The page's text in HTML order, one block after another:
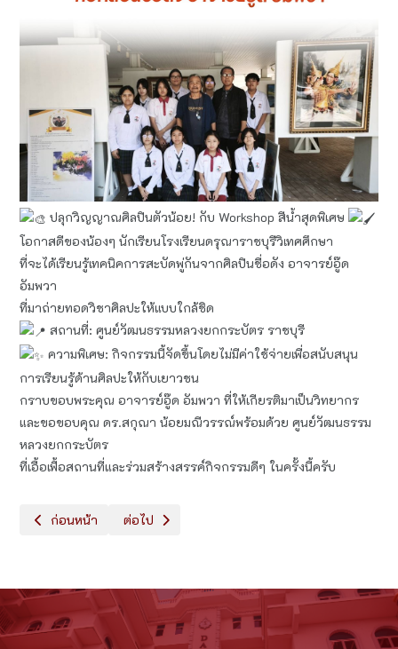
ปลุกวิญญาณศิลปินตัวน้อย! กับ Workshop สีน้ำสุดพิเศษ
โอกาสดีของน้องๆ นักเรียนโรงเรียนดรุณาราชบุรีวิเทศศึกษา
ที่จะได้เรียนรู้เทคนิคการสะบัดพู่กันจากศิลปินชื่อดัง อาจารย์อู๊ด
อัมพวา
ที่มาถ่ายทอดวิชาศิลปะให้แบบใกล้ชิด
สถานที่: ศูนย์วัฒนธรรมหลวงยกกระบัตร ราชบุรี
ความพิเศษ: กิจกรรมนี้จัดขึ้นโดยไม่มีค่าใช้จ่ายเพื่อสนับสนุน
การเรียนรู้ด้านศิลปะให้กับเยาวชน
กราบขอบพระคุณ อาจารย์อู๊ด อัมพวา ที่ให้เกียรติมาเป็นวิทยากร
และขอขอบคุณ ดร.สกุณา น้อยมณีวรรณ์พร้อมด้วย ศูนย์วัฒนธรรม
หลวงยกกระบัตร
ที่เอื้อเฟื้อสถานที่และร่วมสร้างสรรค์กิจกรรมดีๆ ในครั้งนี้ครับ
เนื้อหาก่อนหน้า: การแข่งขันสอบวัดทักษะวิชาการระดับชาติ (สวช.)
ก่อนหน้า เนื้อหาถัดไป: ​การแข่งขัน​ "Smart Kids Award 2025"
ต่อไป